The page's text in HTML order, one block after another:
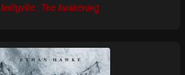
Amityville : The Awakening